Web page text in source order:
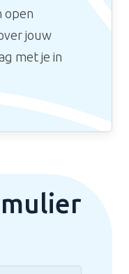
open
jouw
met je in